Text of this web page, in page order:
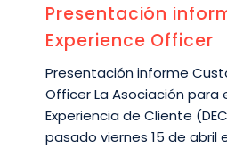
Presentación
Experience Officer
Presentación informe
Officer La Asociación para
Experiencia de Cliente
pasado viernes 15 de abril